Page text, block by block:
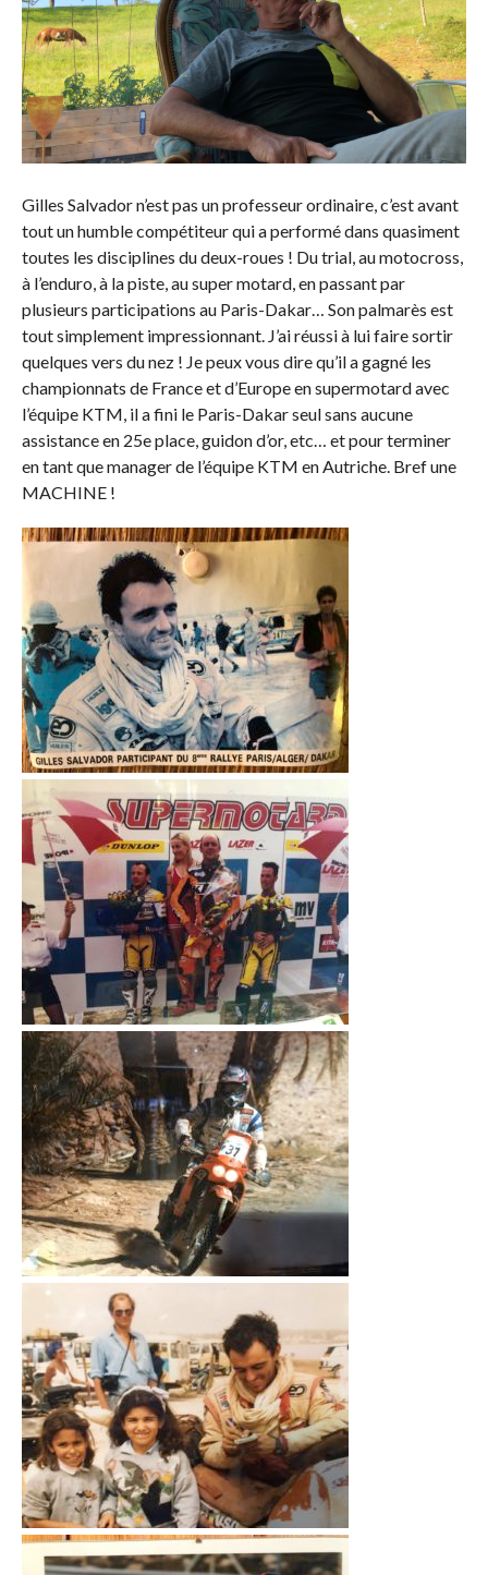
Gilles Salvador n’est pas un professeur ordinaire, c’est avant
tout un humble compétiteur qui a performé dans quasiment
toutes les disciplines du deux-roues ! Du trial, au motocross,
à l’enduro, à la piste, au super motard, en passant par
plusieurs participations au Paris-Dakar… Son palmarès est
tout simplement impressionnant. J’ai réussi à lui faire sortir
quelques vers du nez ! Je peux vous dire qu’il a gagné les
championnats de France et d’Europe en supermotard avec
l’équipe KTM, il a fini le Paris-Dakar seul sans aucune
assistance en 25e place, guidon d’or, etc… et pour terminer
en tant que manager de l’équipe KTM en Autriche. Bref une
MACHINE !